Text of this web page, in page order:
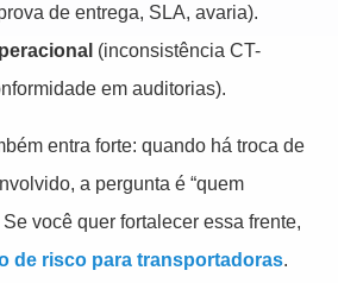
de entrega, SLA, avaria).
(inconsistência CT-
em auditorias).
entra forte: quando há troca de
a pergunta é “quem
você quer fortalecer essa frente,
de risco para transportadoras.